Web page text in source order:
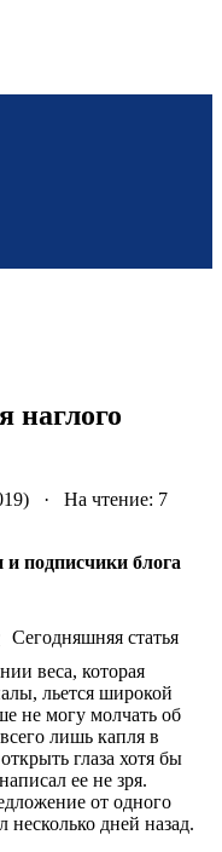
наглого
· На чтение: 7
подписчики блога
Сегодняшняя статья
веса, которая
льется широкой
не могу молчать об
лишь капля в
глаза хотя бы
ее не зря.
от одного
несколько дней назад.